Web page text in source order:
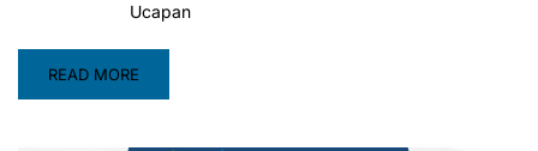
Ucapan
READ MORE